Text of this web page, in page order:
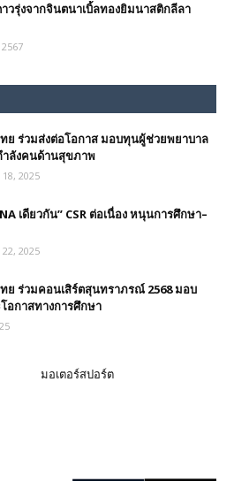
วรุ่งจากจินตนาเบิ้ลทองยิมนาสติกลีลา
ย ร่วมส่งต่อโอกาส มอบทุนผู้ช่วยพยาบาล
ำลังคนด้านสุขภาพ
2025
เดียวกัน” CSR ต่อเนื่อง หนุนการศึกษา–
2025
ร่วมคอนเสิร์ตสุนทราภรณ์ 2568 มอบ
อกาสทางการศึกษา
มอเตอร์สปอร์ต